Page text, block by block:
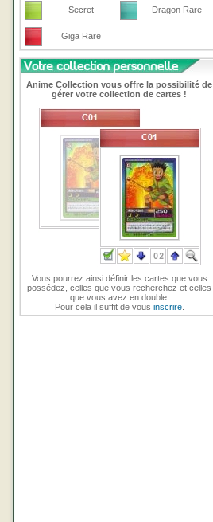
Secret Dragon Rare
Giga Rare
Anime Collection vous offre la possibilité de
gérer votre collection de cartes !
Vous pourrez ainsi définir les cartes que vous
possédez, celles que vous recherchez et celles
que vous avez en double.
Pour cela il suffit de vous inscrire.